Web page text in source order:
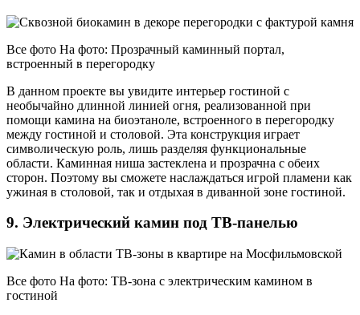
Все фото На фото: Прозрачный каминный портал,
встроенный в перегородку
В данном проекте вы увидите интерьер гостиной с
необычайно длинной линией огня, реализованной при
помощи камина на биоэтаноле, встроенного в перегородку
между гостиной и столовой. Эта конструкция играет
символическую роль, лишь разделяя функциональные
области. Каминная ниша застеклена и прозрачна с обеих
сторон. Поэтому вы сможете наслаждаться игрой пламени как
ужиная в столовой, так и отдыхая в диванной зоне гостиной.
9. Электрический камин под ТВ-панелью
Все фото На фото: ТВ-зона с электрическим камином в
гостиной